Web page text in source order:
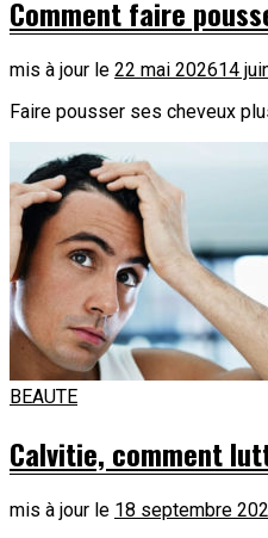
Comment faire
mis à jour le 22 mai 202614
Faire pousser ses cheveux
BEAUTE
Calvitie, comment
mis à jour le 18 septembre